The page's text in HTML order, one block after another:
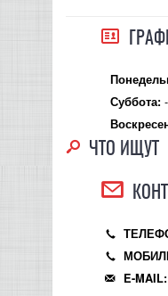
Суббота:
ЧТО ИЩУТ
E-MAIL: